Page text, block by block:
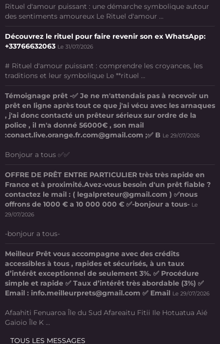
Rituel d'amour puissant : une démarche symbolique autour
des sentiments amoureux Le Rituel d'amour ...
Découvrez le rituel pour faire revenir son ex WhatsApp:
+33766632063 Le 31/07/2026
# Rituel d'amour puissant : comprendre les croyances, les
traditions et leur symbolique Le **rituel ...
Témoignage prêt -✅ Je ne m'attendais pas à recevoir un
prêt en ligne après tout ce que j'ai vécu avec les arnaques
, j'ai donc contacté un prêteur sérieux sur ordre de la
police , il m'a donné 56000€ , son mail
:conact.live.orange.fr.com@gmail.com ;✅ B Le 29/07/2026
Bonjour a tous ✅✅
OFFRE DE PRÊT ENTRE PARTICULIER très très rapide en
France et à proximité.Avez-vous besoin d'un prêt fiable ?
contactez le mail : ( legalpreteur@gmail.com ) ✅nous
offrons de 1000 € a 10 000 000 € ✅-bonjour a tous- Le
29/07/2026
-bonjour a tous-
Meilleur Prêt vous accompagne avec des crédits
accessibles à tous , rapides et sécurisés, à un taux
d’intérêt exceptionnel de seulement 3%. ✅ Procédure
simple et rapide ✅ Taux d’intérêt très abordable (3%) ✅
Email : info.meilleurprets@gmail.com ✅ Email Le 29/07/2026
Afaahiti Fenuaroa Île du Sud Afareaitu Fitii Ile Hotuatua Aié
Gaioio Île K ...
TOUS LES MESSAGES